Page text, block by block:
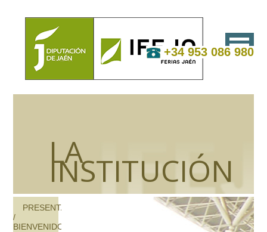
+34 953 086 980
LA
INSTITUCIÓN
PRESENTACIÓN
/
BIENVENIDOS